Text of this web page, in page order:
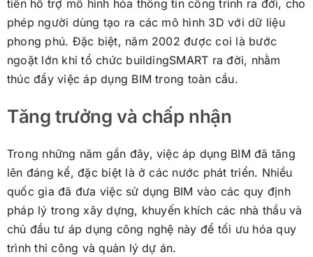
tiên hỗ trợ mô hình hóa thông tin công trình ra đời, cho
phép người dùng tạo ra các mô hình 3D với dữ liệu
phong phú. Đặc biệt, năm 2002 được coi là bước
ngoặt lớn khi tổ chức buildingSMART ra đời, nhằm
thúc đẩy việc áp dụng BIM trong toàn cầu.
Tăng trưởng và chấp nhận
Trong những năm gần đây, việc áp dụng BIM đã tăng
lên đáng kể, đặc biệt là ở các nước phát triển. Nhiều
quốc gia đã đưa việc sử dụng BIM vào các quy định
pháp lý trong xây dựng, khuyến khích các nhà thầu và
chủ đầu tư áp dụng công nghệ này để tối ưu hóa quy
trình thi công và quản lý dự án.